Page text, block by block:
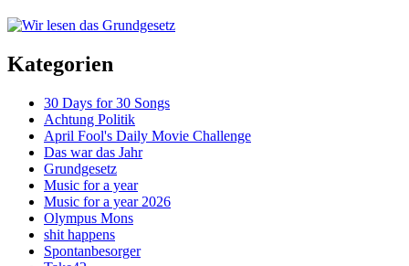
Kategorien
30 Days for 30 Songs
Achtung Politik
April Fool's Daily Movie Challenge
Das war das Jahr
Grundgesetz
Music for a year
Music for a year 2026
Olympus Mons
shit happens
Spontanbesorger